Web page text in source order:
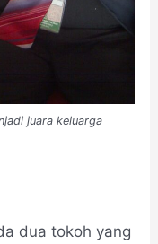
juara keluarga
dua tokoh yang